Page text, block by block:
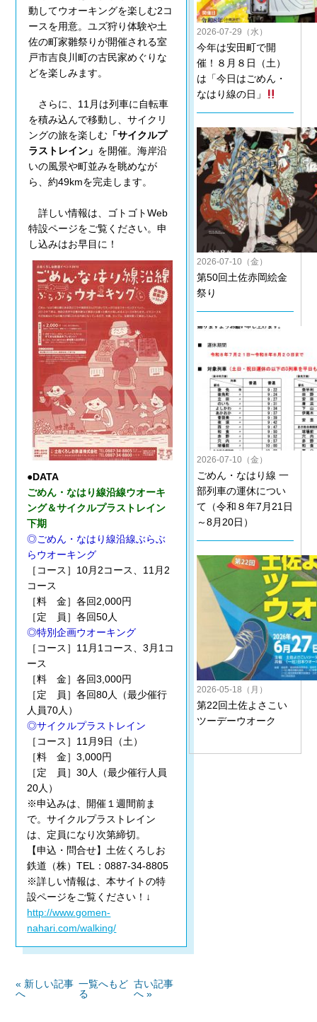
動してウオーキングを楽しむ2コ
ースを用意。ユズ狩り体験や土
佐の町家雛祭りが開催される室
戸市吉良川町の古民家めぐりな
どを楽しみます。
さらに、11月は列車に自転車
を積み込んで移動し、サイクリ
ングの旅を楽しむ 「サイクルプ
ラストレイン」 を開催。海岸沿
いの風景や町並みを眺めなが
ら、約49kmを完走します。
詳しい情報は、ゴトゴトWeb
特設ページをご覧ください。申
し込みはお早目に！
●DATA
ごめん・なはり線沿線ウオーキ
ング＆サイクルプラストレイン
下期
◎ごめん・なはり線沿線ぶらぶ
らウオーキング
［コース］10月2コース、11月2
コース
［料 金］各回2,000円
［定 員］各回50人
◎特別企画ウオーキング
［コース］11月1コース、3月1コ
ース
［料 金］各回3,000円
［定 員］各回80人（最少催行
人員70人）
◎サイクルプラストレイン
［コース］11月9日（土）
［料 金］3,000円
［定 員］30人（最少催行人員
20人）
※申込みは、開催１週間前ま
で。サイクルプラストレイン
は、定員になり次第締切。
【申込・問合せ】土佐くろしお
鉄道（株）TEL：0887-34-8805
※詳しい情報は、本サイトの特
設ページをご覧ください！↓
http://www.gomen-
nahari.com/walking/
« 新しい記事
へ
一覧へもど
る
古い記事
へ »
2026-07-29（水）
今年は安田町で開
催！８月８日（土）
は「今日はごめん・
なはり線の日」
2026-07-10（金）
第50回土佐赤岡絵金
祭り
2026-07-10（金）
ごめん・なはり線 一
部列車の運休につい
て（令和８年7月21日
～8月20日）
2026-05-18（月）
第22回土佐よさこい
ツーデーウオーク